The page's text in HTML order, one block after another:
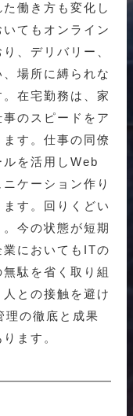
働き方も変化し
てもオンライン
、デリバリー、
場所に縛られな
在宅勤務は、家
のスピードをア
す。仕事の同僚
を活用しWeb
ケーション作り
す。回りくどい
今の状態が短期
においてもITの
駄を省く取り組
との接触を避け
理の徹底と成果
ます。